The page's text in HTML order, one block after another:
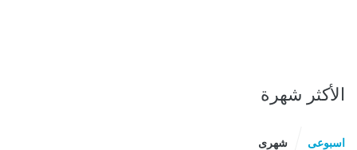
الأكثر شهرة
اسبوعى شهرى